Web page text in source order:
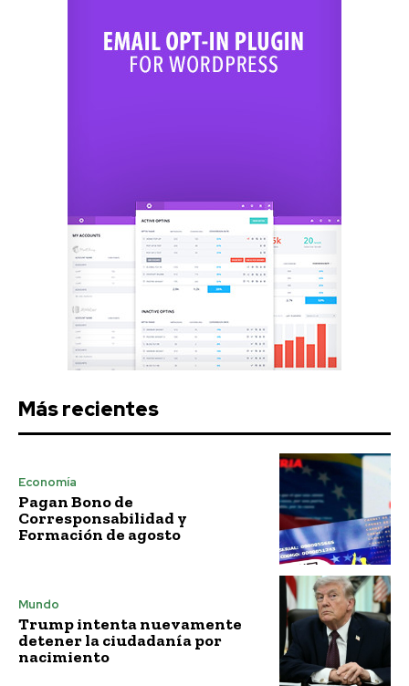
Más recientes
Economía
Pagan Bono de
Corresponsabilidad y
Formación de agosto
Mundo
Trump intenta nuevamente
detener la ciudadanía por
nacimiento